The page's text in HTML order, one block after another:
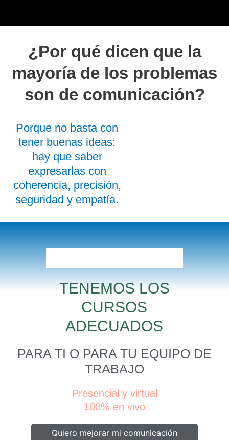
contenido
¿Por qué dicen que la
mayoría de los problemas
son de comunicación?
Porque no basta con
tener buenas ideas:
hay que saber
expresarlas con
coherencia, precisión,
seguridad y empatía.
TENEMOS LOS
CURSOS
ADECUADOS
PARA TI O PARA TU EQUIPO DE
TRABAJO
Presencial y virtual
100% en vivo
Quiero mejorar mi comunicación